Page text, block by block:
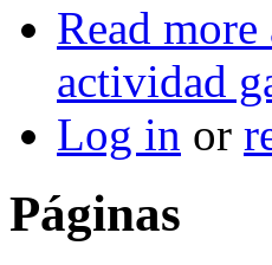
Read more
actividad
Log in or
Páginas